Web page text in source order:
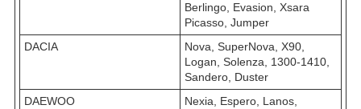
Berlingo, Evasion, Xsara
Picasso, Jumper
DACIA
Nova, SuperNova, X90,
Logan, Solenza, 1300-1410,
Sandero, Duster
DAEWOO
Nexia, Espero, Lanos,